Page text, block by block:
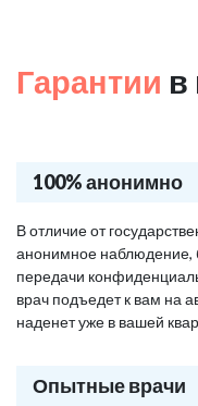
Гарантии в
100% анонимно
В отличие от
анонимное наблюдение,
передачи
врач подъедет к вам на
наденет уже в вашей
Опытные врачи